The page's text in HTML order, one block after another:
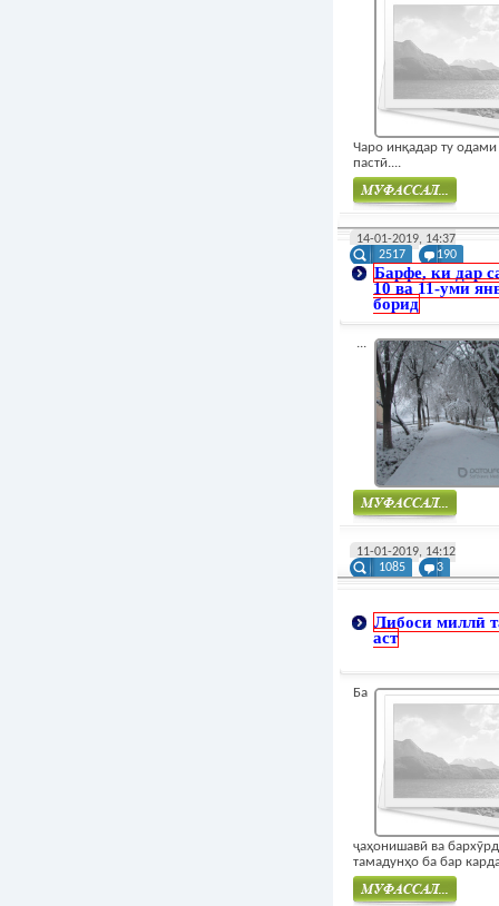
Чаро инқадар ту одами
пастӣ....
Муфасал
14-01-2019, 14:37
2517
190
Барфе, ки дар
10 ва 11-уми
борид
...
11-01-2019, 14:12
1085
3
Либоси миллӣ
аст
Ба
ҷаҳонишавӣ ва
тамадунҳо ба бар